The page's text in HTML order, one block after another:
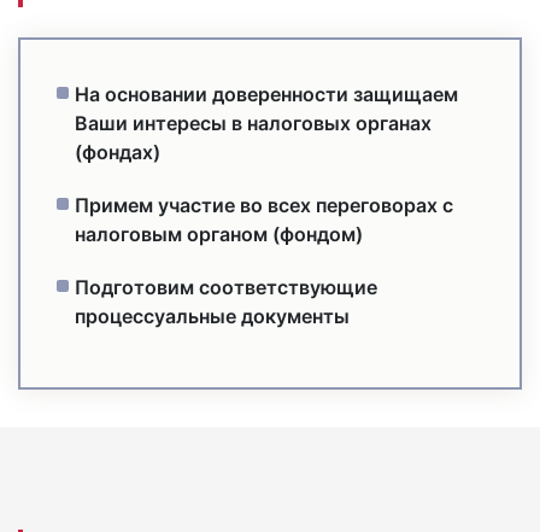
На основании доверенности защищаем
Ваши интересы в налоговых органах
(фондах)
Примем участие во всех переговорах с
налоговым органом (фондом)
Подготовим соответствующие
процессуальные документы